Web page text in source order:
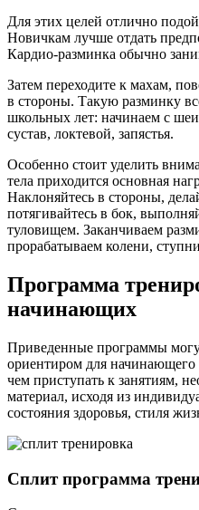
Для этих целей отлично
Новичкам лучше отдать
Кардио-разминка обычно
Затем переходите к махам,
в стороны. Такую разминку
школьных лет: начинаем с
сустав, локтевой, запястья.
Особенно стоит уделить
тела приходится основная
Наклоняйтесь в стороны,
потягивайтесь в бок,
туловищем. Заканчиваем
прорабатываем колени,
Программа
начинающих
Приведенные программы
ориентиром для
чем приступать к занятиям,
материал, исходя из
состояния здоровья, стиля
Сплит программа